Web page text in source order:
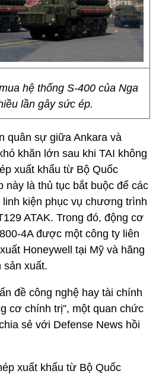
hệ thống S-400 của Nga
lần gây sức ép.
quân sự giữa Ankara và
khăn lớn sau khi TAI không
xuất khẩu từ Bộ Quốc
này là thủ tục bắt buộc để các
kiện phục vụ chương trình
ATAK. Trong đó, động cơ
4A được một công ty liên
Honeywell tại Mỹ và hãng
sản xuất.
đề công nghệ hay tài chính
cơ chính trị”, một quan chức
sẻ với Defense News hồi
xuất khẩu từ Bộ Quốc